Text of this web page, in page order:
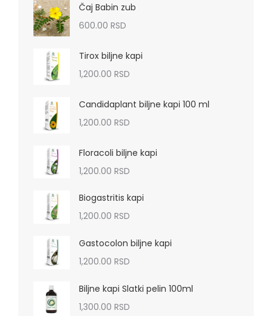
Čaj Babin zub
600.00 RSD
Tirox biljne kapi
1,200.00 RSD
Candidaplant biljne kapi 100 ml
1,200.00 RSD
Floracoli biljne kapi
1,200.00 RSD
Biogastritis kapi
1,200.00 RSD
Gastocolon biljne kapi
1,200.00 RSD
Biljne kapi Slatki pelin 100ml
1,300.00 RSD